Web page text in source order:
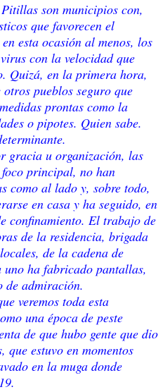
son municipios con,
que favorecen el
esta ocasión al menos, los
con la velocidad que
Quizá, en la primera hora,
pueblos seguro que
prontas como la
o pipotes. Quien sabe.
gracia u organización, las
principal, no han
como al lado y, sobre todo,
en casa y ha seguido, en
confinamiento. El trabajo de
de la residencia, brigada
de la cadena de
ha fabricado pantallas,
de admiración.
toda esta
una época de peste
de que hubo gente que dio
que estuvo en momentos
en la muga donde